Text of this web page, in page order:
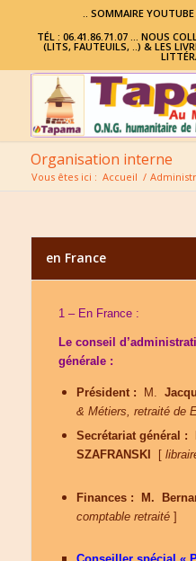
.. SOMMAIRE
TÉL : 06.41.86.71.07 ... NOUS
(LITS, FAUTEUILS, ..) & LES
Organisation interne
Vous êtes ici : Accueil /
en France
1 – En France :
Le conseil
générale :
Président : M.
& Métiers, retraité de
Secrétariat général :
SZAFRANSKI
[
Finances : M.
comptable retraité]